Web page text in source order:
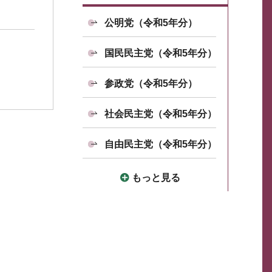
公明党（令和5年分）
国民民主党（令和5年分）
参政党（令和5年分）
社会民主党（令和5年分）
自由民主党（令和5年分）
もっと見る